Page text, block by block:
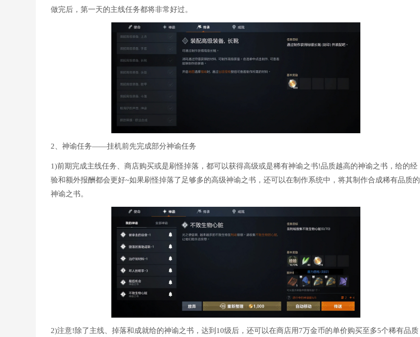
做完后，第一天的主线任务都将非常好过。
2、神谕任务——挂机前先完成部分神谕任务
1)前期完成主线任务、商店购买或是刷怪掉落，都可以获得高级或是稀有神谕之书!品质越高的神谕之书，给的经
验和额外报酬都会更好~如果刷怪掉落了足够多的高级神谕之书，还可以在制作系统中，将其制作合成稀有品质的
神谕之书。
2)注意!除了主线、掉落和成就给的神谕之书，达到10级后，还可以在商店用7万金币的单价购买至多5个稀有品质